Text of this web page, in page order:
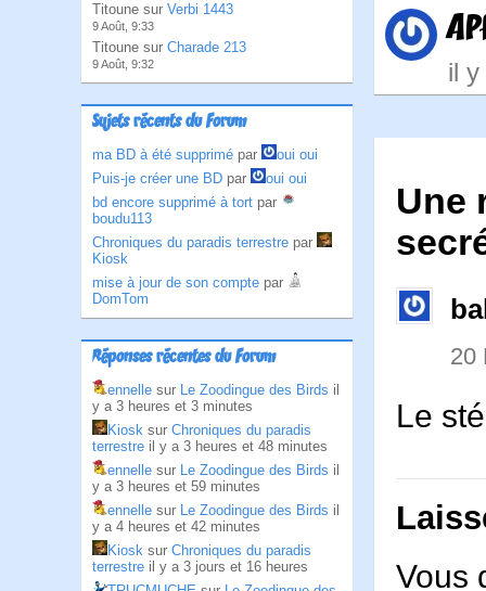
Titoune sur Verbi 1443
9 Août, 9:33
Titoune sur Charade 213
9 Août, 9:32
Sujets récents du Forum
ma BD à été supprimé par
oui oui
Puis-je créer une BD par
oui oui
bd encore supprimé à tort par
boudu113
Chroniques du paradis terrestre par
Kiosk
mise à jour de son compte par
DomTom
Réponses récentes du Forum
ennelle sur Le Zoodingue des Birds il
y a 3 heures et 3 minutes
Kiosk sur Chroniques du paradis
terrestre il y a 3 heures et 48 minutes
ennelle sur Le Zoodingue des Birds il
y a 3 heures et 59 minutes
ennelle sur Le Zoodingue des Birds il
y a 4 heures et 42 minutes
Kiosk sur Chroniques du paradis
terrestre il y a 3 jours et 16 heures
il y
Une
20
Le
Vous